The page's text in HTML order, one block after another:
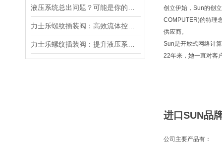
创立伊始，Sun的创
COMPUTER)的特理
供应商。
Sun是开放式网络计
22年来，她一直对客
进口SUN品
公司主要产品有：